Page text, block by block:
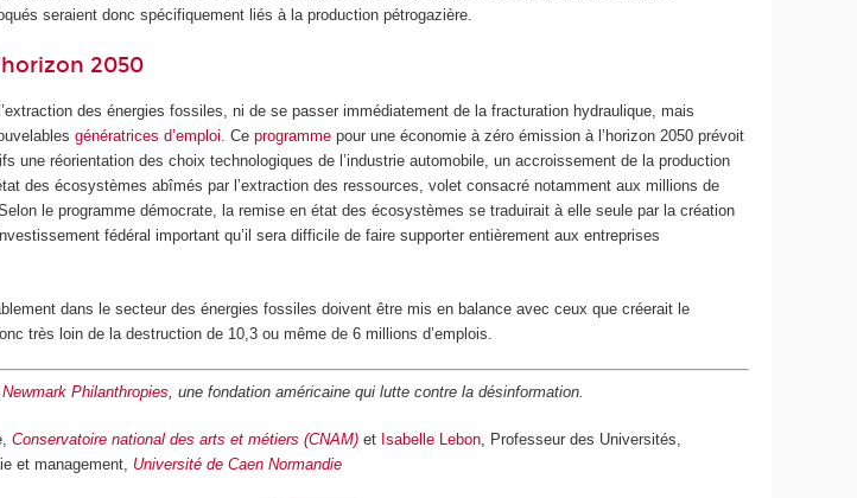
seraient donc spécifiquement liés à la production pétrogazière.
2050
des énergies fossiles, ni de se passer immédiatement de la fracturation hydraulique, mais
génératrices d’emploi. Ceprogramme pour une économie à zéro émission à l’horizon 2050 prévoit
une réorientation des choix technologiques de l’industrie automobile, un accroissement de la production
des écosystèmes abîmés par l’extraction des ressources, volet consacré notamment aux millions de
le programme démocrate, la remise en état des écosystèmes se traduirait à elle seule par la création
fédéral important qu’il sera difficile de faire supporter entièrement aux entreprises
dans le secteur des énergies fossiles doivent être mis en balance avec ceux que créerait le
très loin de la destruction de 10,3 ou même de 6 millions d’emplois.
Philanthropies , une fondation américaine qui lutte contre la désinformation.
Conservatoire national des arts et métiers (CNAM) et Isabelle Lebon, Professeur des Universités,
et management, Université de Caen Normandie